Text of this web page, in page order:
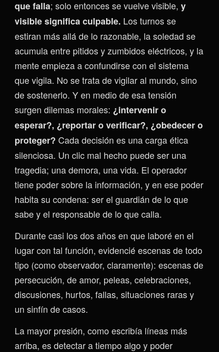
que falla; solo entonces se vuelve visible, y
visible significa culpable. Los turnos se
estiran más allá de lo razonable, la soledad se
acumula entre pitidos y zumbidos eléctricos, y la
mente empieza a confundirse con el sistema
que vigila. No se trata de vigilar al mundo, sino
de sostenerlo. Y en medio de esa tensión
surgen dilemas morales: ¿intervenir o
esperar?, ¿reportar o verificar?, ¿obedecer o
proteger? Cada decisión es una carga ética
silenciosa. Un clic mal hecho puede ser una
tragedia; una demora, una vida. El operador
tiene poder sobre la información, y en ese poder
habita su condena: ser el guardián de lo que
sabe y el responsable de lo que calla.
Durante casi los dos años en que laboré en el
lugar con tal función, evidencié escenas de todo
tipo (como observador, claramente): escenas de
persecución, de amor, peleas, celebraciones,
discusiones, hurtos, fallas, situaciones raras y
un sinfín de casos.
La mayor presión, como escribía líneas más
arriba, es detectar a tiempo algo y poder